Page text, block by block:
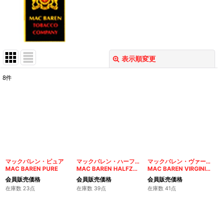
表示順変更
8件
マックバレン・ピュア
MAC BAREN PURE
会員販売価格
在庫数 23点
マックバレン・ハーフスワレ
MAC BAREN HALFZWARE
会員販売価格
在庫数 39点
マックバレン・ヴァージニアブレンド
MAC BAREN VIRGINIA BLEND
会員販売価格
在庫数 41点